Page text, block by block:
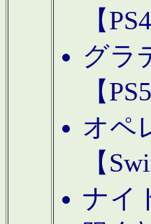
【
グラ
【
オペ
【
ナイ